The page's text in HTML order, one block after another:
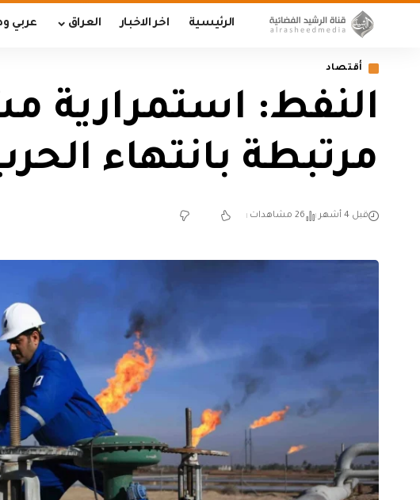
الرئيسية اخر الاخبار العراق عربي
أقتصاد
النفط: استمرارية
مرتبطة بانتهاء
قبل 4 أشهر 26 مشاهدات